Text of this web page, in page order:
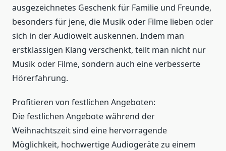
ausgezeichnetes Geschenk für Familie und Freunde,
besonders für jene, die Musik oder Filme lieben oder
sich in der Audiowelt auskennen. Indem man
erstklassigen Klang verschenkt, teilt man nicht nur
Musik oder Filme, sondern auch eine verbesserte
Hörerfahrung.
Profitieren von festlichen Angeboten:
Die festlichen Angebote während der
Weihnachtszeit sind eine hervorragende
Möglichkeit, hochwertige Audiogeräte zu einem